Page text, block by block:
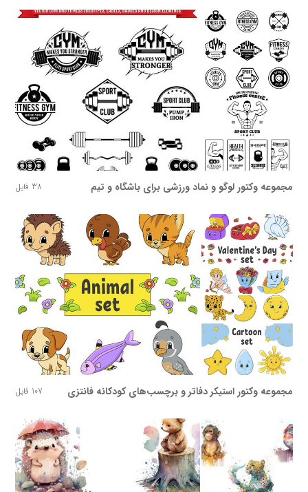
مجموعه وکتور لوگو و نماد ورزشی برای باشگاه و تیم 38 فایل
مجموعه وکتور استیکر دفاتر و برچسب‌های کودکانه فانتزی 107 فایل